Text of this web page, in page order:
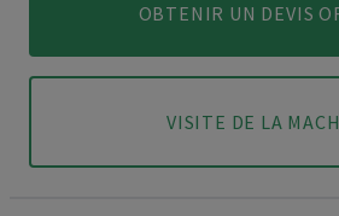
OBTENIR UN DEVIS
VISITE DE LA